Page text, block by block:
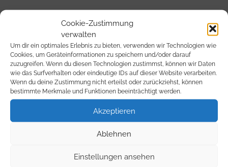
Cookie-Zustimmung
verwalten
Um dir ein optimales Erlebnis zu bieten, verwenden wir Technologien wie
Cookies, um Geräteinformationen zu speichern und/oder darauf
zuzugreifen. Wenn du diesen Technologien zustimmst, können wir Daten
wie das Surfverhalten oder eindeutige IDs auf dieser Website verarbeiten.
Wenn du deine Zustimmung nicht erteilst oder zurückziehst, können
bestimmte Merkmale und Funktionen beeinträchtigt werden.
Akzeptieren
Ablehnen
Einstellungen ansehen
vernetzt bin, die geistlich im Aufbruch, verbunden in
Freundschaft und leidenschaftlich im Leben die Zukunft
der Kirche gestalten wollen. Diese Haltung spricht mir aus
der Seele.
daniel.goetzfried@elkb.de